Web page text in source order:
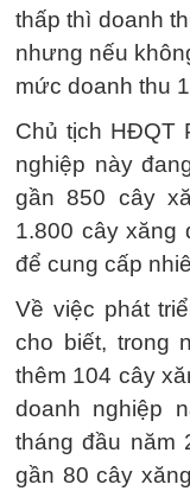
thấp thì doanh
nhưng nếu
mức doanh thu
Chủ tịch HĐQT
nghiệp này
gần 850 cây
1.800 cây xăng
để cung cấp
Về việc phát
cho biết, trong
thêm 104 cây
doanh nghiệp
tháng đầu năm
gần 80 cây